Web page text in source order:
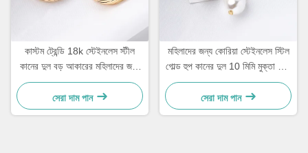
কাস্টম ট্রেন্ডি 18k স্টেইনলেস স্টীল
কানের দুল বড় আকারের মহিলাদের জন্য
সোনার ধাতুপট্টাবৃত হুপ কানের দুল
সেরা দাম পান
মহিলাদের জন্য কোরিয়া স্টেইনলেস স্টিল
গোল্ড হুপ কানের দুল 10 মিমি মুক্তা ড্রপ
কানের দুল
সেরা দাম পান